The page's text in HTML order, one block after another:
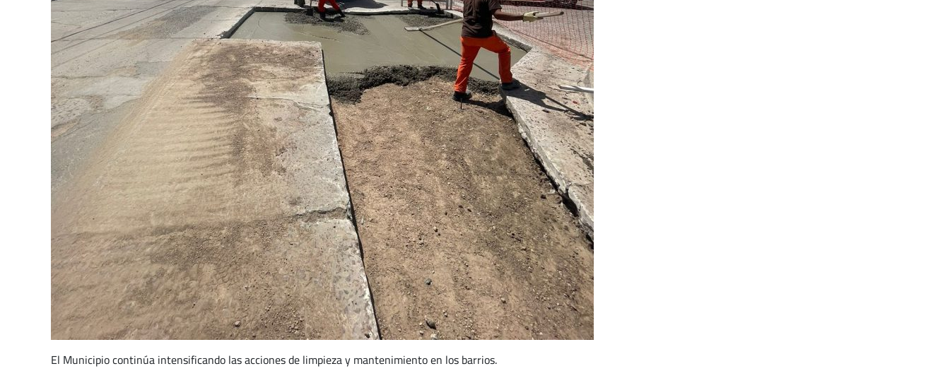
El Municipio continúa intensificando las acciones de limpieza y mantenimiento en los barrios.